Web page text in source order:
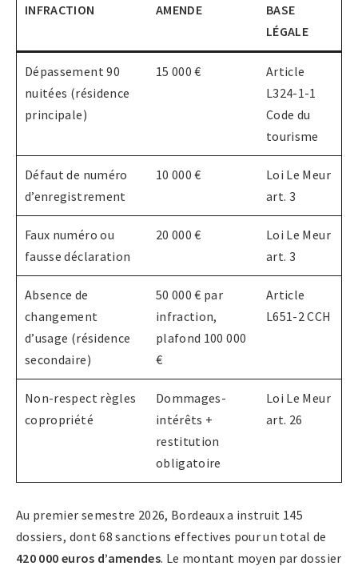
INFRACTION AMENDE
BASE
LÉGALE
Dépassement 90
nuitées (résidence
principale)
15 000 €
Article
L324-1-1
Code du
tourisme
Défaut de numéro
d’enregistrement
10 000 €
Loi Le Meur
art. 3
Faux numéro ou
fausse déclaration
20 000 €
Loi Le Meur
art. 3
Absence de
changement
d’usage (résidence
secondaire)
50 000 € par
infraction,
plafond 100 000
€
Article
L651-2 CCH
Non-respect règles
copropriété
Dommages-
intérêts +
restitution
obligatoire
Loi Le Meur
art. 26
Au premier semestre 2026, Bordeaux a instruit 145
dossiers, dont 68 sanctions effectives pour un total de
420 000 euros d’amendes. Le montant moyen par dossier